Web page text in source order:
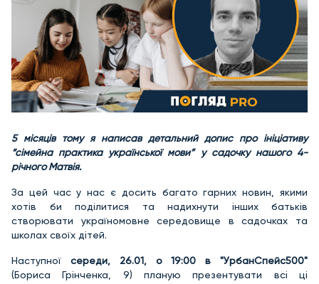
5 місяців тому я написав детальний допис про ініціативу
“сімейна практика української мови” у садочку нашого 4-
річного Матвія.
За цей час у нас є досить багато гарних новин, якими
хотів би поділитися та надихнути інших батьків
створювати україномовне середовище в садочках та
школах своїх дітей.
Наступної середи, 26.01, о 19:00 в "УрбанСпейс500"
(Бориса Грінченка, 9) планую презентувати всі ці